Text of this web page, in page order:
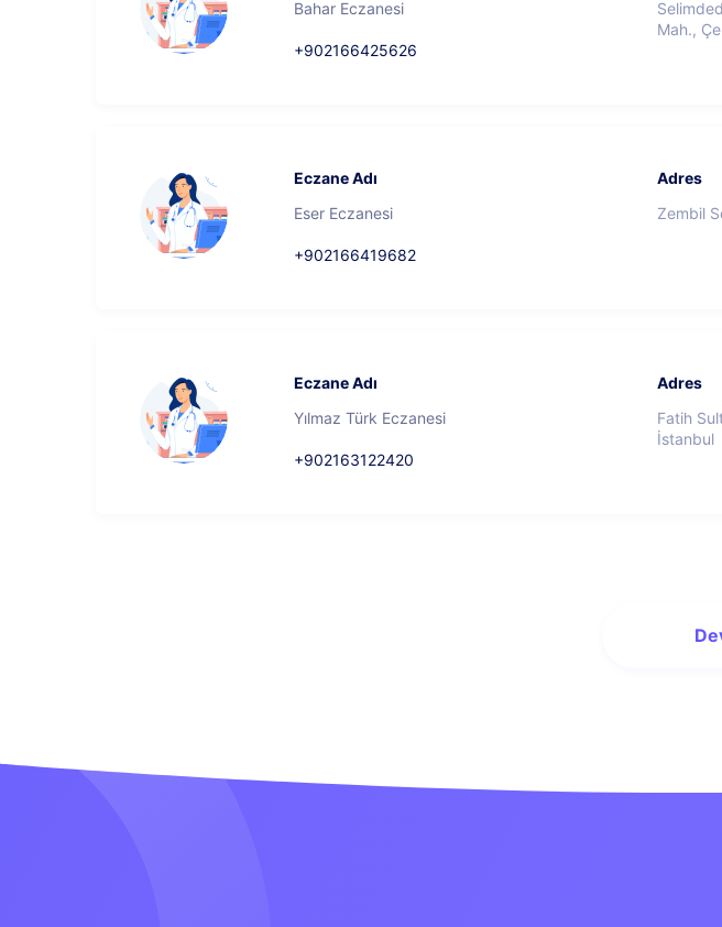
Bahar Eczanesi
+902166425626
Mah.,
Eczane Adı
Eser Eczanesi
+902166419682
Adres
Zembil
Eczane Adı
Yılmaz Türk Eczanesi
+902163122420
Adres
Fatih
İstanbul